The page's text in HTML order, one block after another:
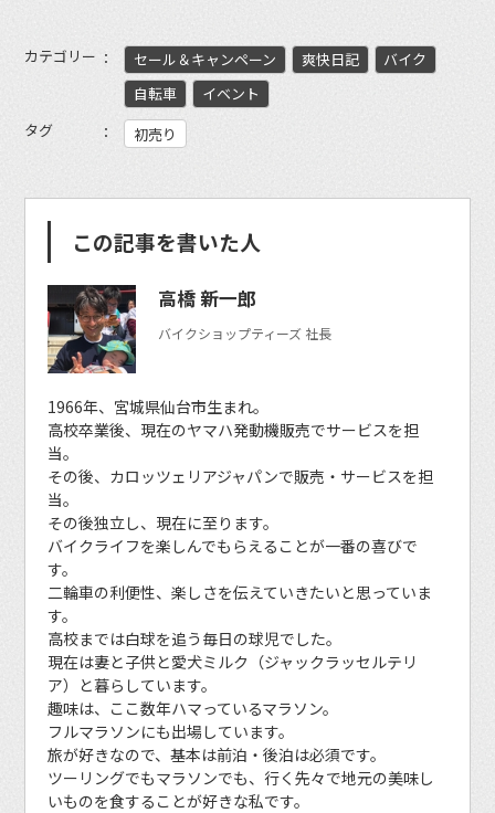
カテゴリー セール＆キャンペーン 爽快日記
バイク
自転車
イベント
タグ
初売り
この記事を書いた人
高橋 新一郎
バイクショップティーズ 社長
1966年、宮城県仙台市生まれ。
高校卒業後、現在のヤマハ発動機販売でサービスを担
当。
その後、カロッツェリアジャパンで販売・サービスを担
当。
その後独立し、現在に至ります。
バイクライフを楽しんでもらえることが一番の喜びで
す。
二輪車の利便性、楽しさを伝えていきたいと思っていま
す。
高校までは白球を追う毎日の球児でした。
現在は妻と子供と愛犬ミルク（ジャックラッセルテリ
ア）と暮らしています。
趣味は、ここ数年ハマっているマラソン。
フルマラソンにも出場しています。
旅が好きなので、基本は前泊・後泊は必須です。
ツーリングでもマラソンでも、行く先々で地元の美味し
いものを食することが好きな私です。